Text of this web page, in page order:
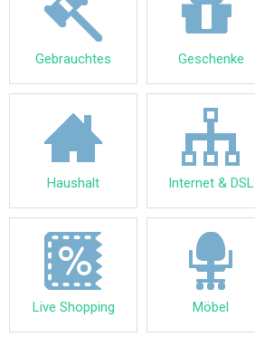
Gebrauchtes Geschenke
Haushalt Internet & DSL
Live Shopping Möbel